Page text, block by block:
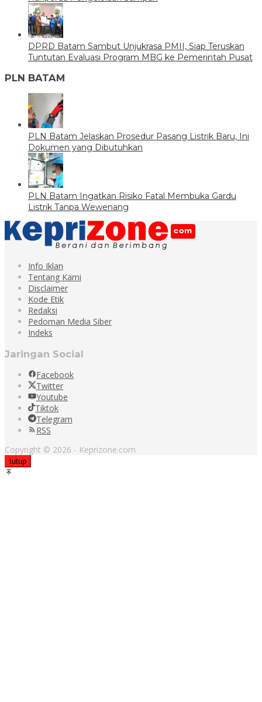
DPRD Batam Sambut Unjukrasa PMII, Siap Teruskan
Tuntutan Evaluasi Program MBG ke Pemerintah Pusat
PLN BATAM
PLN Batam Jelaskan Prosedur Pasang Listrik Baru, Ini
Dokumen yang Dibutuhkan
PLN Batam Ingatkan Risiko Fatal Membuka Gardu
Listrik Tanpa Wewenang
Info Iklan
Tentang Kami
Disclaimer
Kode Etik
Redaksi
Pedoman Media Siber
Indeks
Jaringan Social
Facebook
Twitter
Youtube
Tiktok
Telegram
RSS
Copyright © 2026 - Keprizone.com
tutup